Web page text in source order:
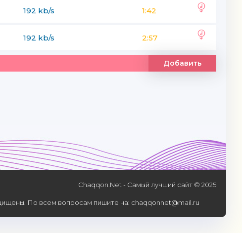
192 kb/s 1:42
192 kb/s 2:57
Добавить
Chaqqon.Net - Самый лучший сайт © 2025
По всем вопросам пишите на: chaqqonnet@mail.ru